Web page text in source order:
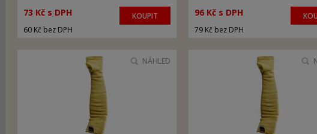
73 Kč s DPH
60 Kč bez DPH
KOUPIT 96 Kč s DPH
79 Kč bez DPH
NÁHLED